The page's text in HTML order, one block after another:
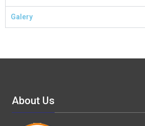
Galery
About Us